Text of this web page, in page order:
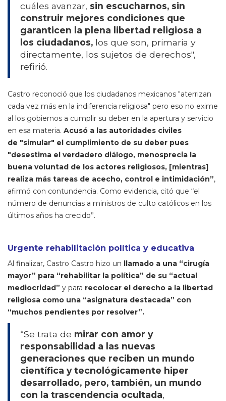
cuáles avanzar, sin escucharnos, sin
construir mejores condiciones que
garanticen la plena libertad religiosa a
los ciudadanos, los que son, primaria y
directamente, los sujetos de derechos",
refirió.
Castro reconoció que los ciudadanos mexicanos "aterrizan
cada vez más en la indiferencia religiosa" pero eso no exime
al los gobiernos a cumplir su deber en la apertura y servicio
en esa materia. Acusó a las autoridades civiles
de "simular" el cumplimiento de su deber pues
"desestima el verdadero diálogo, menosprecia la
buena voluntad de los actores religiosos, [mientras]
realiza más tareas de acecho, control e intimidación”,
afirmó con contundencia. Como evidencia, citó que “el
número de denuncias a ministros de culto católicos en los
últimos años ha crecido”.
Urgente rehabilitación política y educativa
Al finalizar, Castro Castro hizo un llamado a una “cirugía
mayor” para “rehabilitar la política” de su “actual
mediocridad” y para recolocar el derecho a la libertad
religiosa como una “asignatura destacada” con
“muchos pendientes por resolver”.
“Se trata de mirar con amor y
responsabilidad a las nuevas
generaciones que reciben un mundo
científica y tecnológicamente hiper
desarrollado, pero, también, un mundo
con la trascendencia ocultada,